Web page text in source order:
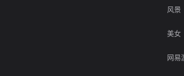
风景
美女
网易